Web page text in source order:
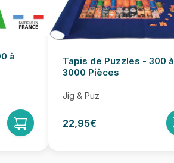
à
Tapis de Puzzles - 300 à
3000 Pièces
Jig & Puz
22,95€